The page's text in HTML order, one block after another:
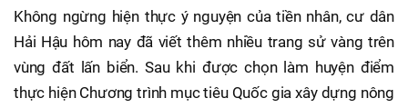
Không ngừng hiện thực ý nguyện của tiền nhân, cư dân
Hải Hậu hôm nay đã viết thêm nhiều trang sử vàng trên
vùng đất lấn biển. Sau khi được chọn làm huyện điểm
thực hiện Chương trình mục tiêu Quốc gia xây dựng nông